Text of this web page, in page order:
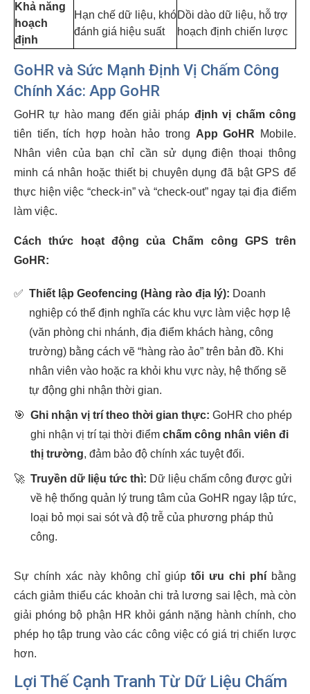
Khả năng
hoạch
định
Hạn chế dữ liệu, khó
đánh giá hiệu suất
Dồi dào dữ liệu, hỗ trợ
hoạch định chiến lược
GoHR và Sức Mạnh Định Vị Chấm Công
Chính Xác: App GoHR
GoHR tự hào mang đến giải pháp định vị chấm công
tiên tiến, tích hợp hoàn hảo trong App GoHR Mobile.
Nhân viên của bạn chỉ cần sử dụng điện thoại thông
minh cá nhân hoặc thiết bị chuyên dụng đã bật GPS để
thực hiện việc “check-in” và “check-out” ngay tại địa điểm
làm việc.
Cách thức hoạt động của Chấm công GPS trên
GoHR:
✅ Thiết lập Geofencing (Hàng rào địa lý): Doanh
nghiệp có thể định nghĩa các khu vực làm việc hợp lệ
(văn phòng chi nhánh, địa điểm khách hàng, công
trường) bằng cách vẽ “hàng rào ảo” trên bản đồ. Khi
nhân viên vào hoặc ra khỏi khu vực này, hệ thống sẽ
tự động ghi nhận thời gian.
🎯 Ghi nhận vị trí theo thời gian thực: GoHR cho phép
ghi nhận vị trí tại thời điểm chấm công nhân viên đi
thị trường, đảm bảo độ chính xác tuyệt đối.
🚀 Truyền dữ liệu tức thì: Dữ liệu chấm công được gửi
về hệ thống quản lý trung tâm của GoHR ngay lập tức,
loại bỏ mọi sai sót và độ trễ của phương pháp thủ
công.
Sự chính xác này không chỉ giúptối ưu chi phí bằng
cách giảm thiểu các khoản chi trả lương sai lệch, mà còn
giải phóng bộ phận HR khỏi gánh nặng hành chính, cho
phép họ tập trung vào các công việc có giá trị chiến lược
hơn.
Lợi Thế Cạnh Tranh Từ Dữ Liệu Chấm